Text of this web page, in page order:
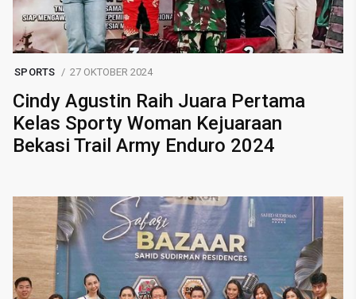
SPORTS 27 OKTOBER 2024
Cindy Agustin Raih Juara Pertama
Kelas Sporty Woman Kejuaraan
Bekasi Trail Army Enduro 2024